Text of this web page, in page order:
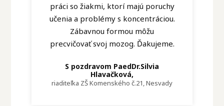
práci so žiakmi, ktorí majú poruchy
učenia a problémy s koncentráciou.
Zábavnou formou môžu
precvičovať svoj mozog. Ďakujeme.
S pozdravom PaedDr.Silvia
Hlavačková,
riaditeľka ZŠ Komenského č.21, Nesvady